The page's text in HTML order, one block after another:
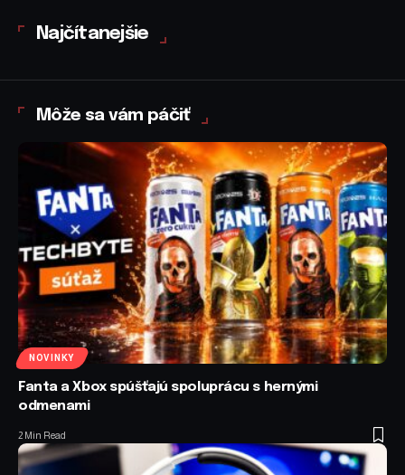
Najčítanejšie
Môže sa vám páčiť
NOVINKY
Fanta a Xbox spúšťajú spoluprácu s hernými
odmenami
2 Min Read